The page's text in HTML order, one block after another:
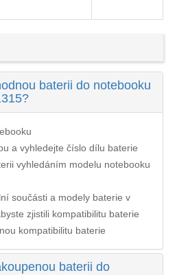
baterii do notebooku
a vyhledejte číslo dílu baterie
vyhledáním modelu notebooku
součásti a modely baterie v
zjistili kompatibilitu baterie
kompatibilitu baterie
baterii do